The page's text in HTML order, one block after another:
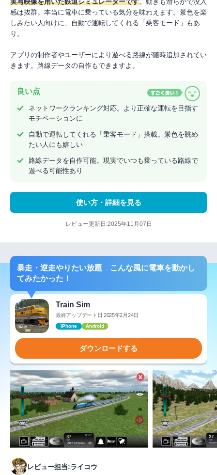
感は抜群。本当に電車に乗っている気分を味わえます。景色を楽
しみたい人向けに、自動で運転してくれる「乗客モード」もあ
り。
アプリの制作者やユーザーにより遊べる路線が随時追加されてい
きます。路線データの自作もできますよ。
良い点
ネットワークランキング対応。より正確な運転を目指す
モチベーションに
自動で運転してくれる「乗客モード」搭載。景色を眺め
たい人にも嬉しい
路線データを自作可能。現実でいつも乗っている路線で
遊べる可能性あり
使い方・詳細を見る
レビュー更新日:2025年11月07日
暴走・逆走やりたい放題 こんな風に電車を動かし
てみたかった！
Train Sim
最終アップデート日:2025年2月24日
iPhone Android
ダウンロードする
レビュー担当:ライコウ